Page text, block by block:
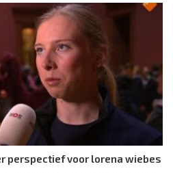
perspectief voor lorena wiebes